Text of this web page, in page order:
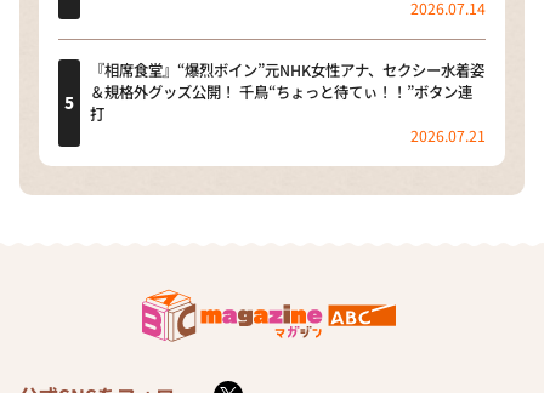
2026.07.14
『相席食堂』“爆烈ボイン”元NHK女性アナ、セクシー水着姿
＆規格外グッズ公開！ 千鳥“ちょっと待てぃ！！”ボタン連
打
2026.07.21